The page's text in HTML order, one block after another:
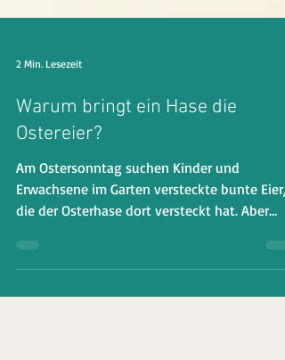
2 Min. Lesezeit
Warum bringt ein Hase die
Ostereier?
Am Ostersonntag suchen Kinder und
die der Osterhase dort versteckt hat. Aber
woher nimmt ein Has